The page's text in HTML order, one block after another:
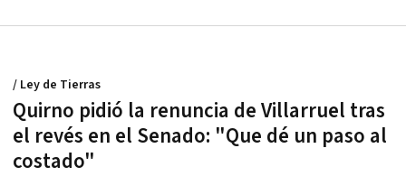
Quirno pidió la renuncia de Villarruel tras
el revés en el Senado: "Que dé un paso al
costado"
/ Ley de Tierras